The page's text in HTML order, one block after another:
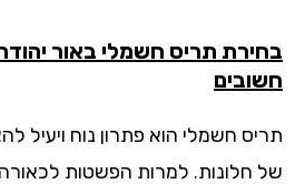
תריס חשמלי באור יהודה:
חשמלי הוא פתרון נוח ויעיל
חלונות. למרות הפשטות לכאורה של